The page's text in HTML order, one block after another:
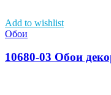
Add to wishlist
Обои
10680-03 Обои